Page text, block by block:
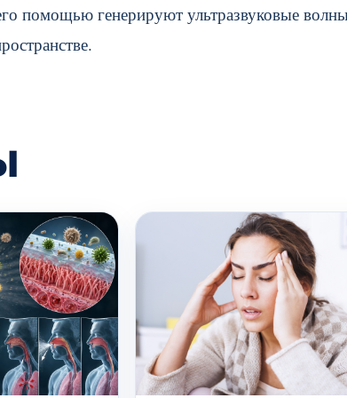
помощью генерируют ультразвуковые